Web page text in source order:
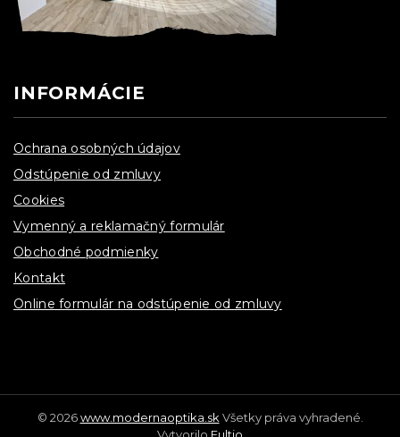
INFORMÁCIE
Ochrana osobných údajov
Odstúpenie od zmluvy
Cookies
Vymenný a reklamačný formulár
Obchodné podmienky
Kontakt
Online formulár na odstúpenie od zmluvy
© 2026www.modernaoptika.sk Všetky práva vyhradené.